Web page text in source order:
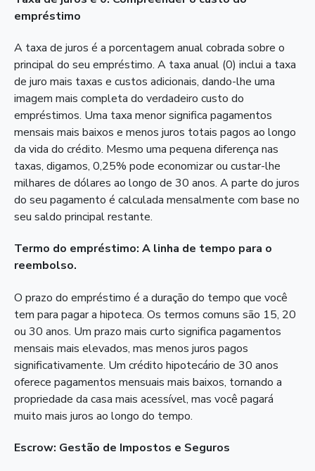
empréstimo
A taxa de juros é a porcentagem anual cobrada sobre o
principal do seu empréstimo. A taxa anual (0) inclui a taxa
de juro mais taxas e custos adicionais, dando-lhe uma
imagem mais completa do verdadeiro custo do
empréstimos. Uma taxa menor significa pagamentos
mensais mais baixos e menos juros totais pagos ao longo
da vida do crédito. Mesmo uma pequena diferença nas
taxas, digamos, 0,25% pode economizar ou custar-lhe
milhares de dólares ao longo de 30 anos. A parte do juros
do seu pagamento é calculada mensalmente com base no
seu saldo principal restante.
Termo do empréstimo: A linha de tempo para o
reembolso.
O prazo do empréstimo é a duração do tempo que você
tem para pagar a hipoteca. Os termos comuns são 15, 20
ou 30 anos. Um prazo mais curto significa pagamentos
mensais mais elevados, mas menos juros pagos
significativamente. Um crédito hipotecário de 30 anos
oferece pagamentos mensuais mais baixos, tornando a
propriedade da casa mais acessível, mas você pagará
muito mais juros ao longo do tempo.
Escrow: Gestão de Impostos e Seguros